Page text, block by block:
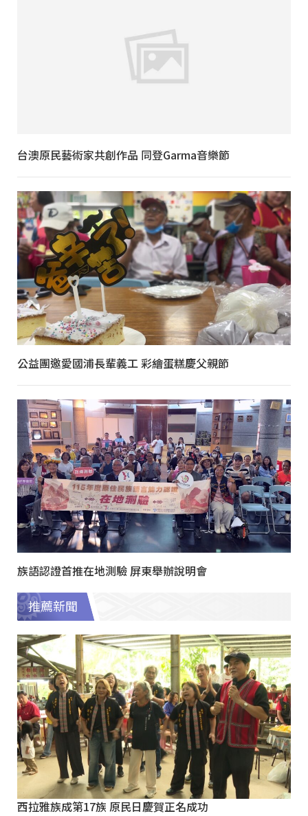
台澳原民藝術家共創作品 同登Garma音樂節
公益團邀愛國浦長輩義工 彩繪蛋糕慶父親節
族語認證首推在地測驗 屏東舉辦說明會
推薦新聞
西拉雅族成第17族 原民日慶賀正名成功